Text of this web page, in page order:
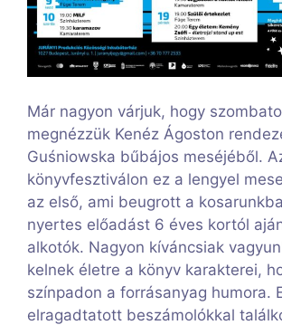
Már nagyon várjuk, hogy
megnézzük Kenéz Ágoston
Guśniowska bűbájos meséjéből.
könyvfesztiválon ez a lengyel
az első, ami beugrott a
nyertes előadást 6 éves kortól
alkotók. Nagyon kíváncsiak
kelnek életre a könyv karakterei,
színpadon a forrásanyag humora.
elragadtatott beszámolókkal